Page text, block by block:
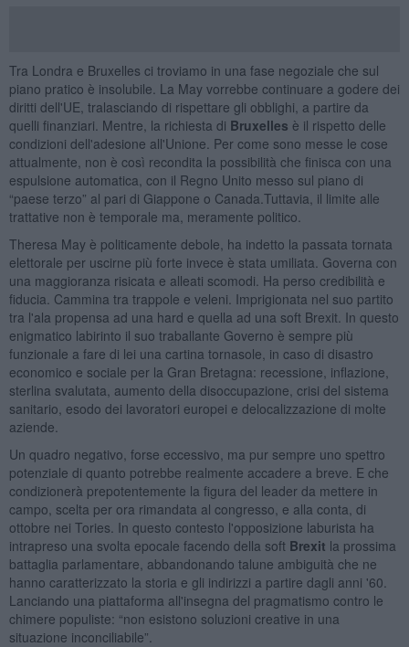
Tra Londra e Bruxelles ci troviamo in una fase negoziale che sul
piano pratico è insolubile. La May vorrebbe continuare a godere dei
diritti dell'UE, tralasciando di rispettare gli obblighi, a partire da
quelli finanziari. Mentre, la richiesta di Bruxelles è il rispetto delle
condizioni dell'adesione all'Unione. Per come sono messe le cose
attualmente, non è così recondita la possibilità che finisca con una
espulsione automatica, con il Regno Unito messo sul piano di
“paese terzo” al pari di Giappone o Canada.Tuttavia, il limite alle
trattative non è temporale ma, meramente politico.
Theresa May è politicamente debole, ha indetto la passata tornata
elettorale per uscirne più forte invece è stata umiliata. Governa con
una maggioranza risicata e alleati scomodi. Ha perso credibilità e
fiducia. Cammina tra trappole e veleni. Imprigionata nel suo partito
tra l'ala propensa ad una hard e quella ad una soft Brexit. In questo
enigmatico labirinto il suo traballante Governo è sempre più
funzionale a fare di lei una cartina tornasole, in caso di disastro
economico e sociale per la Gran Bretagna: recessione, inflazione,
sterlina svalutata, aumento della disoccupazione, crisi del sistema
sanitario, esodo dei lavoratori europei e delocalizzazione di molte
aziende.
Un quadro negativo, forse eccessivo, ma pur sempre uno spettro
potenziale di quanto potrebbe realmente accadere a breve. E che
condizionerà prepotentemente la figura del leader da mettere in
campo, scelta per ora rimandata al congresso, e alla conta, di
ottobre nei Tories. In questo contesto l'opposizione laburista ha
intrapreso una svolta epocale facendo della soft Brexit la prossima
battaglia parlamentare, abbandonando talune ambiguità che ne
hanno caratterizzato la storia e gli indirizzi a partire dagli anni '60.
Lanciando una piattaforma all'insegna del pragmatismo contro le
chimere populiste: “non esistono soluzioni creative in una
situazione inconciliabile”.